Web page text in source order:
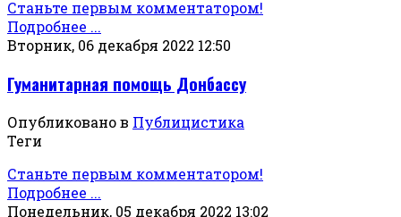
Станьте первым комментатором!
Подробнее ...
Вторник, 06 декабря 2022 12:50
Гуманитарная помощь Донбассу
Опубликовано в Публицистика
Теги
Станьте первым комментатором!
Подробнее ...
Понедельник, 05 декабря 2022 13:02